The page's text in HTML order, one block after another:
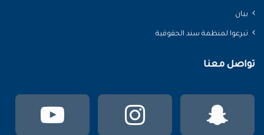
بيان
تبرعوا لمنظمة سند الحقوقية
تواصل معنا
انستقرام سناب